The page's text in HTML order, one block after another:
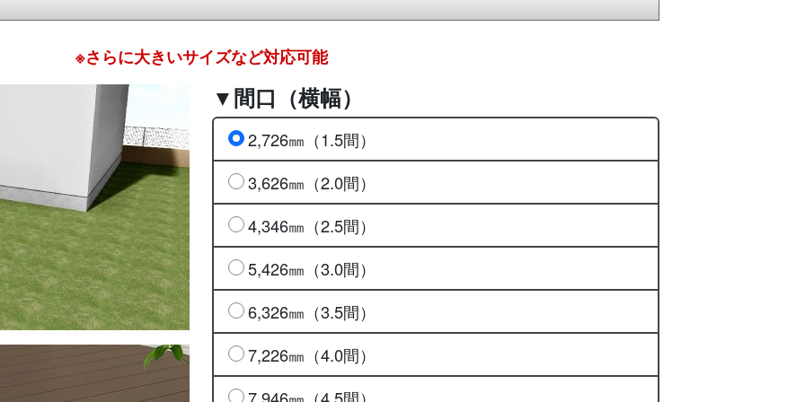
※さらに大きいサイズなど対応可能
▼間口（横幅）
2,726㎜（1.5間）
3,626㎜（2.0間）
4,346㎜（2.5間）
5,426㎜（3.0間）
6,326㎜（3.5間）
7,226㎜（4.0間）